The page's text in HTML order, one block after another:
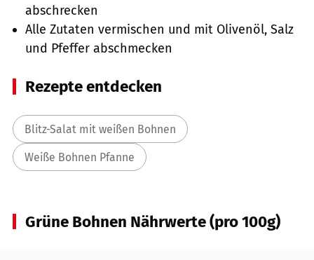
abschrecken
Alle Zutaten vermischen und mit Olivenöl, Salz
und Pfeffer abschmecken
Rezepte entdecken
Blitz-Salat mit weißen Bohnen
Weiße Bohnen Pfanne
Grüne Bohnen Nährwerte (pro 100g)